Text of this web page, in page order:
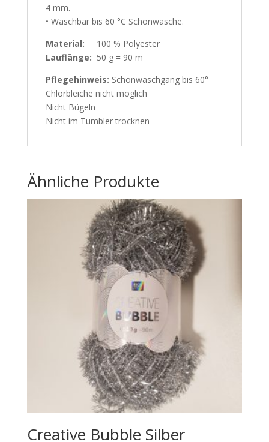
4 mm.
• Waschbar bis 60 °C Schonwäsche.
Material: 100 % Polyester
Lauflänge: 50 g = 90 m
Pflegehinweis: Schonwaschgang bis 60°
Chlorbleiche nicht möglich
Nicht Bügeln
Nicht im Tumbler trocknen
Ähnliche Produkte
Creative Bubble Silber